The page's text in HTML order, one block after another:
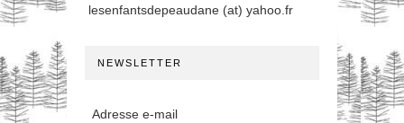
lesenfantsdepeaudane (at) yahoo.fr
NEWSLETTER
Adresse e-mail